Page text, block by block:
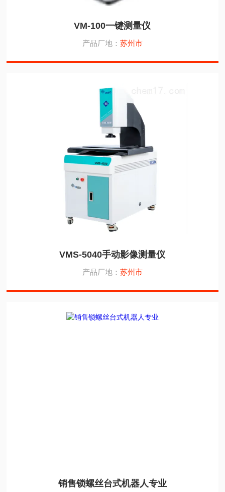
VM-100一键测量仪
产品厂地： 苏州市
VMS-5040手动影像测量仪
产品厂地： 苏州市
销售锁螺丝台式机器人专业